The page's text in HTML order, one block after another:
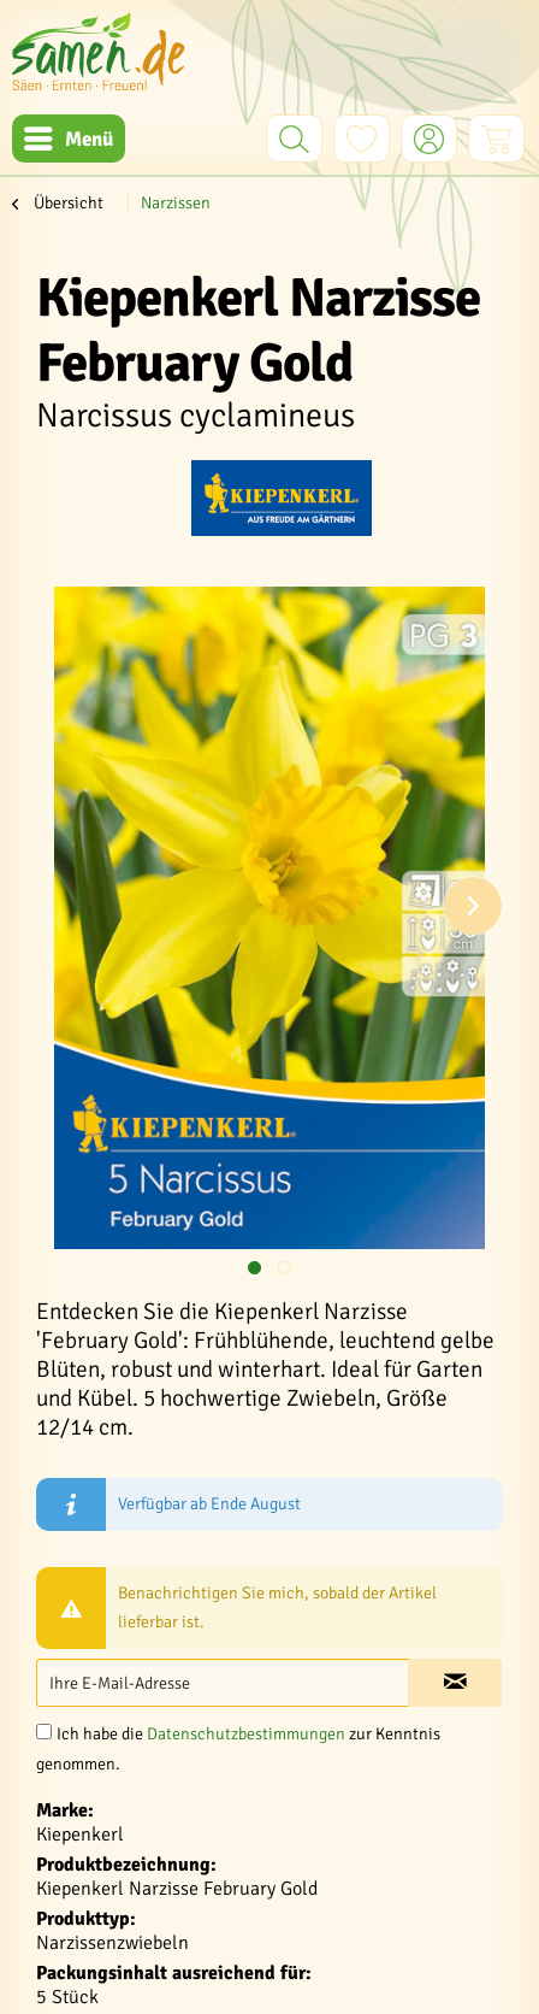
Menü
Übersicht Narzissen
Kiepenkerl Narzisse
February Gold
Narcissus cyclamineus
Entdecken Sie die Kiepenkerl Narzisse
'February Gold': Frühblühende, leuchtend gelbe
Blüten, robust und winterhart. Ideal für Garten
und Kübel. 5 hochwertige Zwiebeln, Größe
12/14 cm.
Verfügbar ab Ende August
Benachrichtigen Sie mich, sobald der Artikel
lieferbar ist.
Ich habe die Datenschutzbestimmungen zur Kenntnis
genommen.
Marke:
Kiepenkerl
Produktbezeichnung:
Kiepenkerl Narzisse February Gold
Produkttyp:
Narzissenzwiebeln
Packungsinhalt ausreichend für:
5 Stück